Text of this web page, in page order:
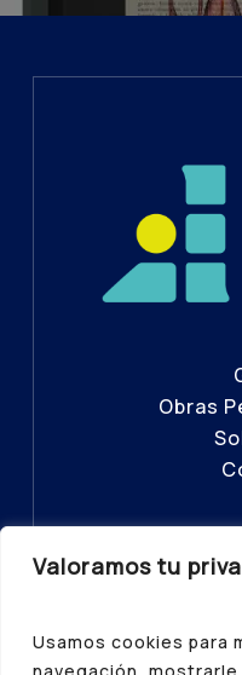
Valoramos tu
Usamos cookies para
Obras
Política de